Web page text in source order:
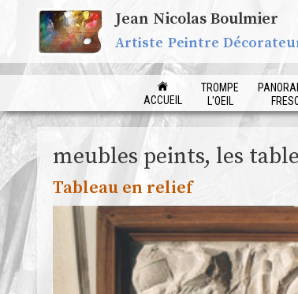
Jean Nicolas Boulmier
Artiste Peintre
ACCUEIL
TROMPE
L'OEIL
meubles peints, les
Tableau en relief